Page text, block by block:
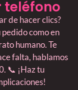
teléfono
de hacer clics?
pedido como en
humano. Te
falta, hablamos
📞 ¡Haz tu